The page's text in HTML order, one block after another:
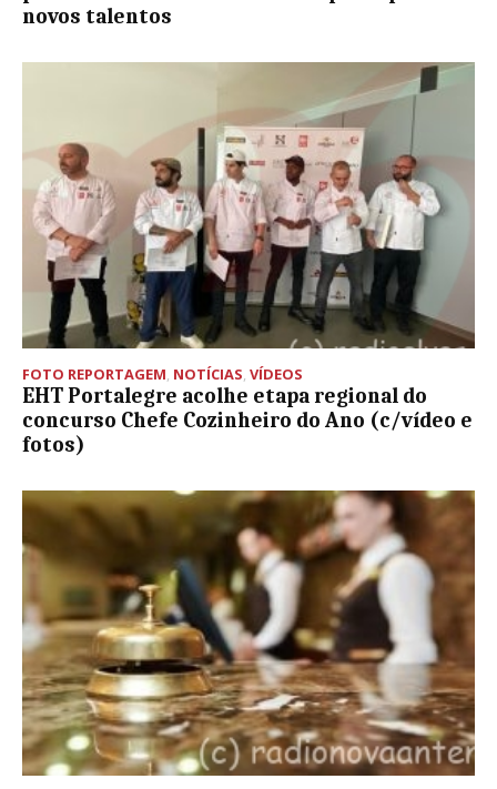
novos talentos
FOTO REPORTAGEM NOTÍCIAS VÍDEOS
EHT Portalegre acolhe etapa regional do
concurso Chefe Cozinheiro do Ano (c/vídeo e
fotos)